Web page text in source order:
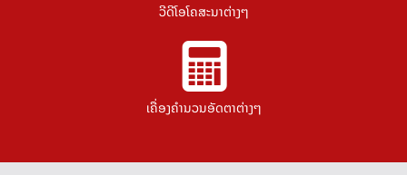
ວີດີໂອໂຄສະນາຕ່າງໆ
ເຄື່ອງຄຳນວນອັດຕາຕ່າງໆ